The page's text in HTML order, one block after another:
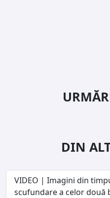
DIN
VIDEO | Imagini din
scufundare a celor două